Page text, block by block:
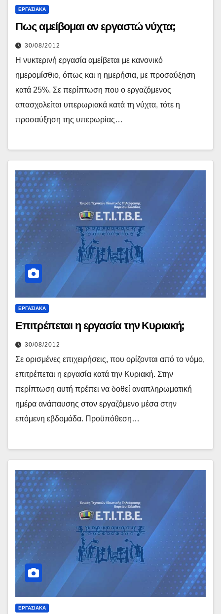
ΕΡΓΑΣΙΑΚΆ
Πως αμείβομαι αν εργαστώ νύχτα;
30/08/2012
Η νυκτερινή εργασία αμείβεται με κανονικό
ημερομίσθιο, όπως και η ημερήσια, με προσαύξηση
κατά 25%. Σε περίπτωση που ο εργαζόμενος
απασχολείται υπερωριακά κατά τη νύχτα, τότε η
προσαύξηση της υπερωρίας…
ΕΡΓΑΣΙΑΚΆ
Επιτρέπεται η εργασία την Κυριακή;
30/08/2012
Σε ορισμένες επιχειρήσεις, που ορίζονται από το νόμο,
επιτρέπεται η εργασία κατά την Κυριακή. Στην
περίπτωση αυτή πρέπει να δοθεί αναπληρωματική
ημέρα ανάπαυσης στον εργαζόμενο μέσα στην
επόμενη εβδομάδα. Προϋπόθεση…
ΕΡΓΑΣΙΑΚΆ